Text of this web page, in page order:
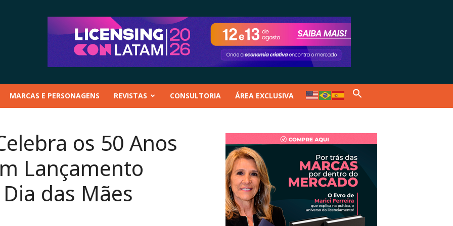
MARCAS E PERSONAGENS REVISTAS CONSULTORIA ÁREA EXCLUSIVA
os 50 Anos
Lançamento
das Mães